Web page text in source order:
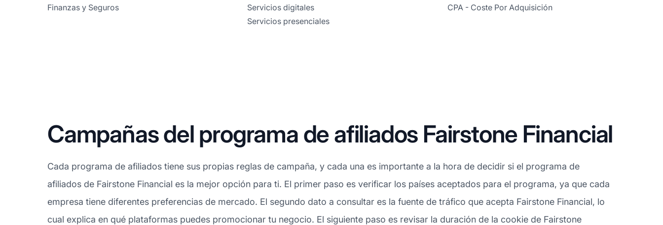
Finanzas y Seguros
Servicios digitales
Servicios presenciales
CPA - Coste Por Adquisición
Campañas del programa de afiliados Fairstone Financial
Cada programa de afiliados tiene sus propias reglas de campaña, y cada una es importante a la hora de decidir si el programa de
afiliados de Fairstone Financial es la mejor opción para ti. El primer paso es verificar los países aceptados para el programa, ya que cada
empresa tiene diferentes preferencias de mercado. El segundo dato a consultar es la fuente de tráfico que acepta Fairstone Financial, lo
cual explica en qué plataformas puedes promocionar tu negocio. El siguiente paso es revisar la duración de la cookie de Fairstone